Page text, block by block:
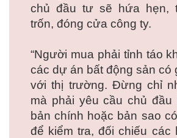
chủ đầu tư sẽ hứa hẹn,
trốn, đóng cửa công ty.
“Người mua phải tỉnh táo
các dự án bất động sản có
với thị trường. Đừng chỉ
mà phải yêu cầu chủ đầu
bản chính hoặc bản sao
để kiểm tra, đối chiếu các